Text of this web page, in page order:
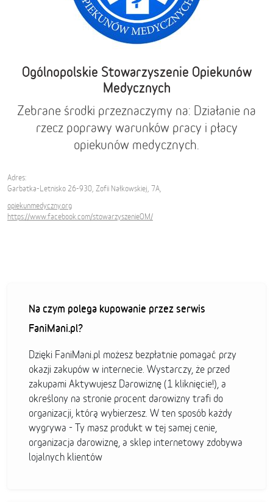
Ogólnopolskie Stowarzyszenie Opiekunów
Medycznych
Zebrane środki przeznaczymy na: Działanie na
rzecz poprawy warunków pracy i płacy
opiekunów medycznych.
Adres:
Garbatka-Letnisko 26-930, Zofii Nałkowskiej, 7A,
opiekunmedyczny.org
https://www.facebook.com/stowarzyszenieOM/
Na czym polega kupowanie przez serwis
FaniMani.pl?
Dzięki FaniMani.pl możesz bezpłatnie pomagać przy
okazji zakupów w internecie. Wystarczy, że przed
zakupami Aktywujesz Darowiznę (1 kliknięcie!), a
określony na stronie procent darowizny trafi do
organizacji, którą wybierzesz. W ten sposób każdy
wygrywa - Ty masz produkt w tej samej cenie,
organizacja darowiznę, a sklep internetowy zdobywa
lojalnych klientów